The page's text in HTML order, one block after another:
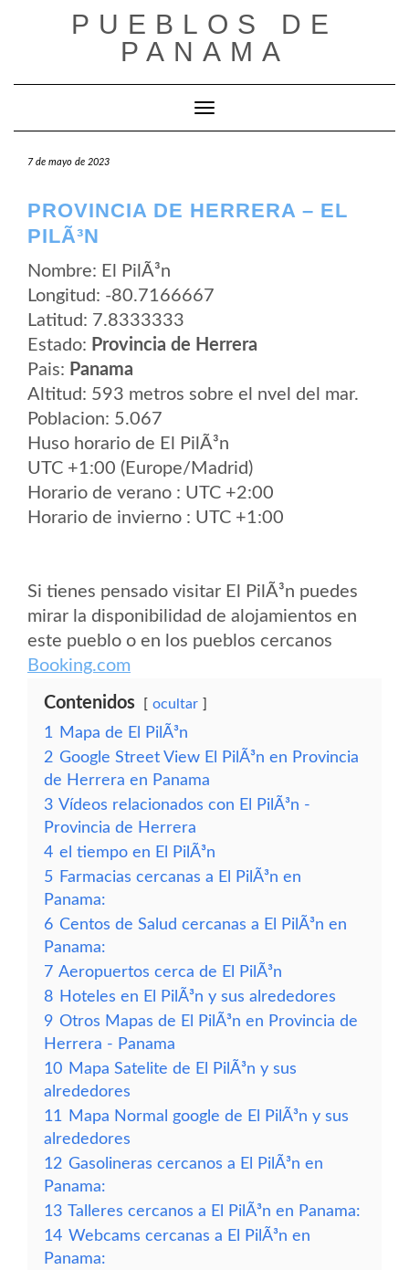
PUEBLOS DE
PANAMA
Cambiar modo de navegación
7 de mayo de 2023
PROVINCIA DE HERRERA – EL
PILÃ³N
Nombre: El PilÃ³n
Longitud: -80.7166667
Latitud: 7.8333333
Estado: Provincia de Herrera
Pais: Panama
Altitud: 593 metros sobre el nvel del mar.
Poblacion: 5.067
Huso horario de El PilÃ³n
UTC +1:00 (Europe/Madrid)
Horario de verano : UTC +2:00
Horario de invierno : UTC +1:00
Si tienes pensado visitar El PilÃ³n puedes
mirar la disponibilidad de alojamientos en
este pueblo o en los pueblos cercanos
Booking.com
Contenidos ocultar
1
Mapa de El PilÃ³n
2 Google Street View El PilÃ³n en Provincia
de Herrera en Panama
3 Vídeos relacionados con El PilÃ³n -
Provincia de Herrera
4 el tiempo en El PilÃ³n
5 Farmacias cercanas a El PilÃ³n en
Panama:
6 Centos de Salud cercanas a El PilÃ³n en
Panama:
7 Aeropuertos cerca de El PilÃ³n
8 Hoteles en El PilÃ³n y sus alrededores
9 Otros Mapas de El PilÃ³n en Provincia de
Herrera - Panama
10 Mapa Satelite de El PilÃ³n y sus
alrededores
11
Mapa Normal google de El PilÃ³n y sus
alrededores
12 Gasolineras cercanos a El PilÃ³n en
Panama:
13 Talleres cercanos a El PilÃ³n en Panama:
14 Webcams cercanas a El PilÃ³n en
Panama: